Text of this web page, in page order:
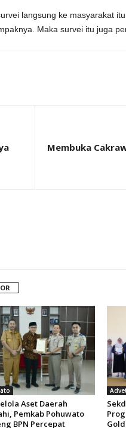
langsung ke masyarakat
Maka survei itu juga
Membuka
Aset Daerah
Pemkab Pohuwato
BPN Percepat